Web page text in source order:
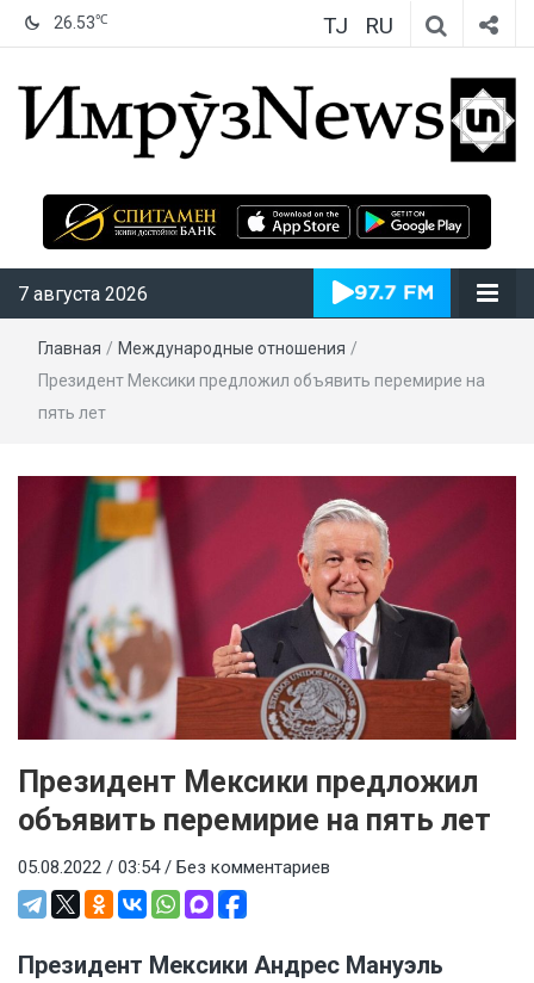
26.53℃ TJ RU
ИмрӯзNews
7 августа 2026
Главная / Международные отношения /
Президент Мексики предложил объявить перемирие на
пять лет
Президент Мексики предложил
объявить перемирие на пять лет
05.08.2022 / 03:54 / Без комментариев
Президент Мексики Андрес Мануэль